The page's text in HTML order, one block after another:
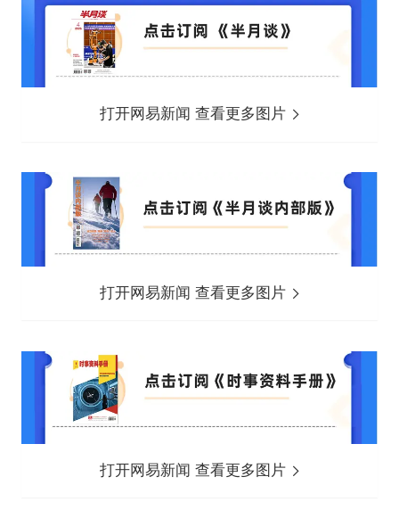
打开网易新闻 查看更多图片
打开网易新闻 查看更多图片
打开网易新闻 查看更多图片